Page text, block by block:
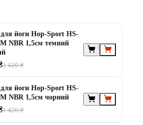
йоги Hop-Sport HS-
NBR 1,5см темний
1 420 ₴
йоги Hop-Sport HS-
NBR 1,5см чорний
1 420 ₴